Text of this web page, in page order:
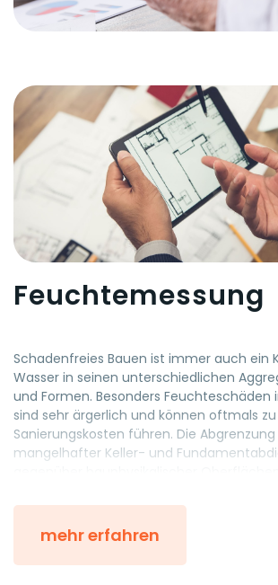
Feuchtemessung
Schadenfreies Bauen ist immer auch ein
Wasser in seinen unterschiedlichen
und Formen. Besonders
sind sehr ärgerlich und können oftmals
Sanierungskosten führen. Die
mangelhafter Keller- und
Laien schwierig zu beurteilen.
Deswegen gehört zu jeder
Feuchteschäden immer auch eine
mehr erfahren